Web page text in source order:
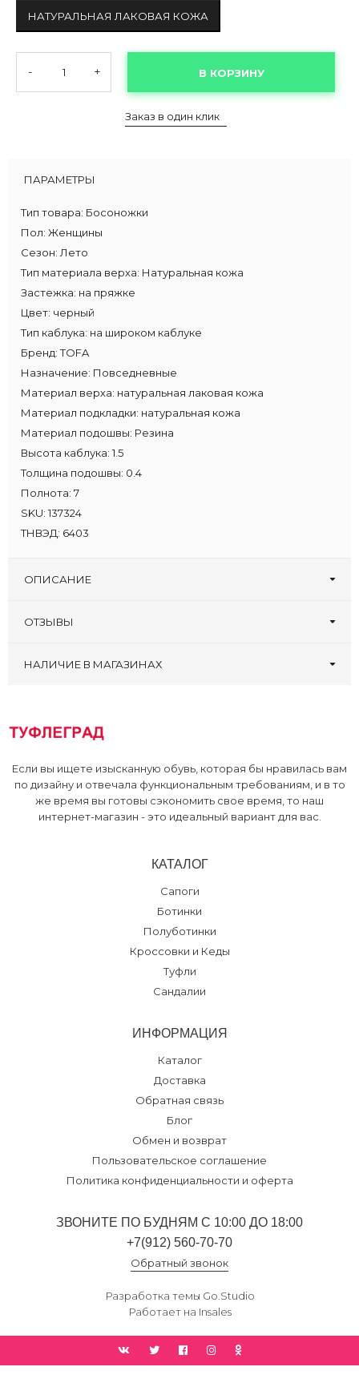
НАТУРАЛЬНАЯ ЛАКОВАЯ КОЖА
- + В КОРЗИНУ
Заказ в один клик
ПАРАМЕТРЫ
Тип товара: Босоножки
Пол: Женщины
Сезон: Лето
Тип материала верха: Натуральная кожа
Застежка: на пряжке
Цвет: черный
Тип каблука: на широком каблуке
Бренд: TOFA
Назначение: Повседневные
Материал верха: натуральная лаковая кожа
Материал подкладки: натуральная кожа
Материал подошвы: Резина
Высота каблука: 1.5
Толщина подошвы: 0.4
Полнота: 7
SKU: 137324
ТНВЭД: 6403
ОПИСАНИЕ
ОТЗЫВЫ
Оставьте первый отзыв!
НАЛИЧИЕ В МАГАЗИНАХ
Если вы ищете изысканную обувь, которая бы нравилась вам
по дизайну и отвечала функциональным требованиям, и в то
же время вы готовы сэкономить свое время, то наш
интернет-магазин - это идеальный вариант для вас.
КАТАЛОГ
Сапоги
Ботинки
Полуботинки
Кроссовки и Кеды
Туфли
Сандалии
ИНФОРМАЦИЯ
Каталог
Доставка
Обратная связь
Блог
Обмен и возврат
Пользовательское соглашение
Политика конфиденциальности и оферта
ЗВОНИТЕ ПО БУДНЯМ С 10:00 ДО 18:00
+7(912) 560-70-70
Обратный звонок
Разработка темы Go.Studio
Работает на Insales